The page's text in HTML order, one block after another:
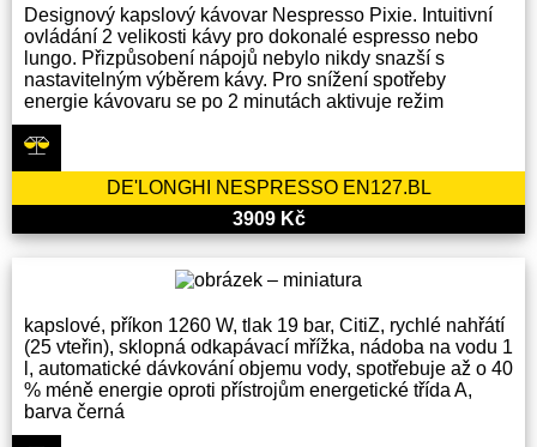
Designový kapslový kávovar Nespresso Pixie. Intuitivní
ovládání 2 velikosti kávy pro dokonalé espresso nebo
lungo. Přizpůsobení nápojů nebylo nikdy snazší s
nastavitelným výběrem kávy. Pro snížení spotřeby
energie kávovaru se po 2 minutách aktivuje režim
DE'LONGHI NESPRESSO EN127.BL
3909 Kč
kapslové, příkon 1260 W, tlak 19 bar, CitiZ, rychlé nahřátí
(25 vteřin), sklopná odkapávací mřížka, nádoba na vodu 1
l, automatické dávkování objemu vody, spotřebuje až o 40
% méně energie oproti přístrojům energetické třída A,
barva černá